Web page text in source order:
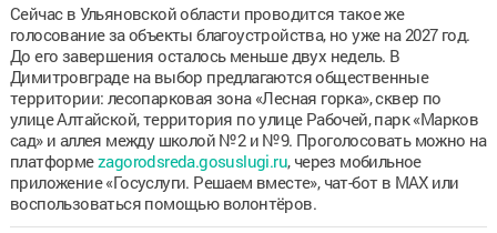
Сейчас в Ульяновской области проводится такое же
голосование за объекты благоустройства, но уже на 2027 год.
До его завершения осталось меньше двух недель. В
Димитровграде на выбор предлагаются общественные
территории: лесопарковая зона «Лесная горка», сквер по
улице Алтайской, территория по улице Рабочей, парк «Марков
сад» и аллея между школой №2 и №9. Проголосовать можно на
платформеzagorodsreda.gosuslugi.ru, через мобильное
приложение «Госуслуги. Решаем вместе», чат-бот в MAX или
воспользоваться помощью волонтёров.